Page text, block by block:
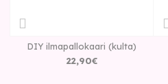
DIY ilmapallokaari (kulta)
22,90€